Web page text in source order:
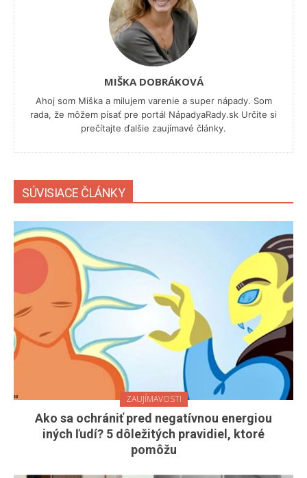
MIŠKA DOBRÁKOVÁ
Ahoj som Miška a milujem varenie a super nápady. Som
rada, že môžem písať pre portál NápadyaRady.sk Určite si
prečítajte ďalšie zaujímavé články.
SÚVISIACE ČLÁNKY
ZAUJÍMAVOSTI
Ako sa ochrániť pred negatívnou energiou
iných ľudí? 5 dôležitých pravidiel, ktoré
pomôžu